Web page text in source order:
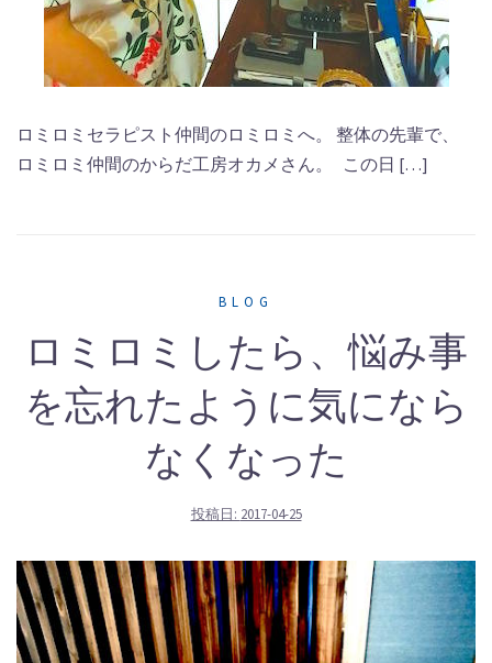
ロミロミセラピスト仲間のロミロミへ。 整体の先輩で、
ロミロミ仲間のからだ工房オカメさん。 この日 […]
BLOG
ロミロミしたら、悩み事
を忘れたように気になら
なくなった
投稿日: 2017-04-25